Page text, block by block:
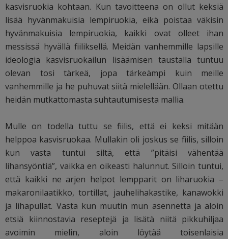
kasvisruokia kohtaan. Kun tavoitteena on ollut keksiä
lisää hyvänmakuisia lempiruokia, eikä poistaa väkisin
hyvänmakuisia lempiruokia, kaikki ovat olleet ihan
messissä hyvällä fiiliksellä. Meidän vanhemmille lapsille
ideologia kasvisruokailun lisäämisen taustalla tuntuu
olevan tosi tärkeä, jopa tärkeämpi kuin meille
vanhemmille ja he puhuvat siitä mielellään. Ollaan otettu
heidän mutkattomasta suhtautumisesta mallia.
Mulle on todella tuttu se fiilis, että ei keksi mitään
helppoa kasvisruokaa. Mullakin oli joskus se fiilis, silloin
kun vasta tuntui siltä, että ”pitäisi vähentää
lihansyöntiä”, vaikka en oikeasti halunnut. Silloin tuntui,
että kaikki ne arjen helpot lempparit on liharuokia –
makaronilaatikko, tortillat, jauhelihakastike, kanawokki
ja lihapullat. Vasta kun muutin mun asennetta ja aloin
etsiä kiinnostavia reseptejä ja lisätä niitä pikkuhiljaa
avoimin mielin, aloin löytää toisenlaisia